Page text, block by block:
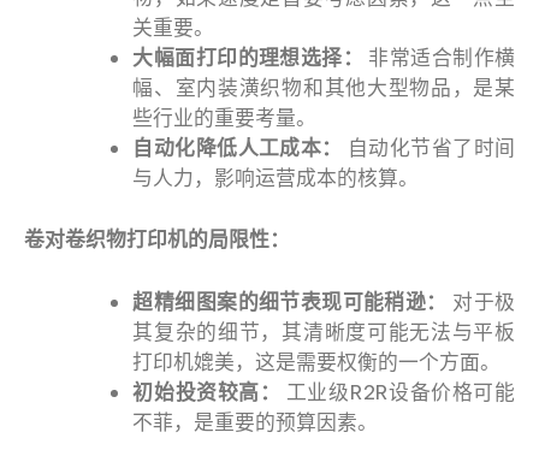
关重要。
大幅面打印的理想选择：
非常适合制作横
幅、室内装潢织物和其他大型物品，是某
些行业的重要考量。
自动化降低人工成本：
自动化节省了时间
与人力，影响运营成本的核算。
卷对卷织物打印机的局限性：
超精细图案的细节表现可能稍逊：
对于极
其复杂的细节，其清晰度可能无法与平板
打印机媲美，这是需要权衡的一个方面。
初始投资较高：
工业级R2R设备价格可能
不菲，是重要的预算因素。